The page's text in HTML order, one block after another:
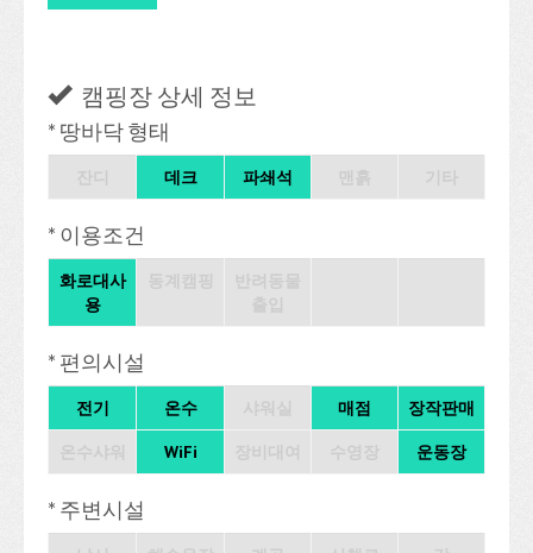
캠핑장 상세 정보
* 땅바닥 형태
데크 파쇄석
* 이용조건
화로대사
용
* 편의시설
전기 온수 매점 장작판매
WiFi 운동장
* 주변시설